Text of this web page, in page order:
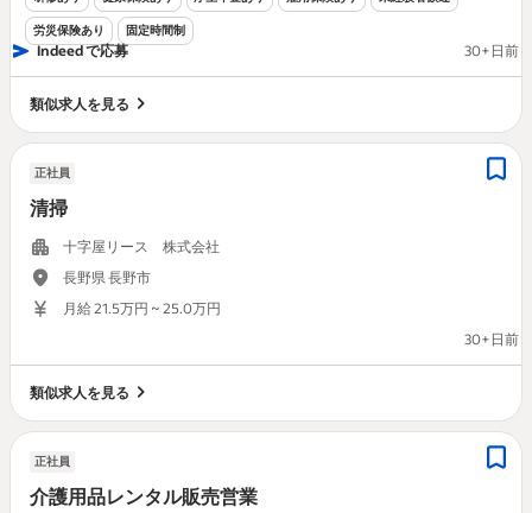
労災保険あり 固定時間制
Indeed で応募 30+日前
類似求人を見る
正社員
清掃
十字屋リース 株式会社
長野県 長野市
月給 21.5万円 ~ 25.0万円
30+日前
類似求人を見る
正社員
介護用品レンタル販売営業